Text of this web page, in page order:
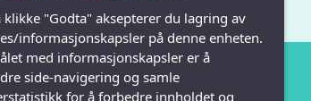
klikke "Godta" aksepterer du lagring av
informasjonskapsler på denne enheten.
med informasjonskapsler er å
side-navigering og samle
for å forbedre innholdet og